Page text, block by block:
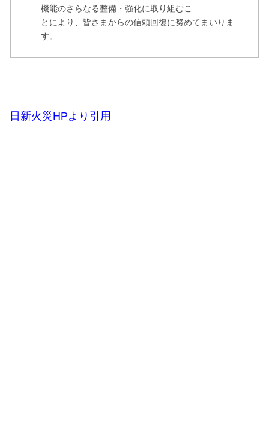
機能のさらなる整備・強化に取り組むこ
とにより、皆さまからの信頼回復に努めてまいりま
す。
日新火災HPより引用